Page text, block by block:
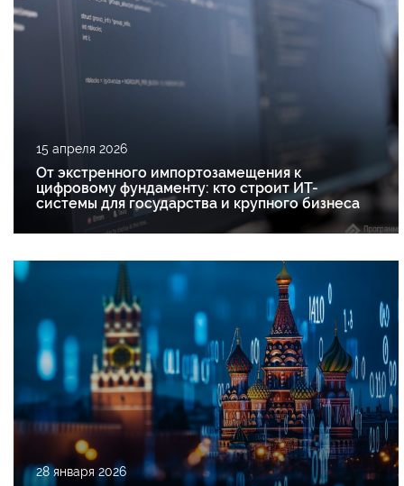
15 апреля 2026
От экстренного импортозамещения к
цифровому фундаменту: кто строит ИТ-
системы для государства и крупного бизнеса
28 января 2026